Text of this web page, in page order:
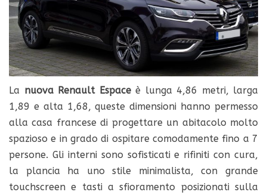
La nuova Renault Espaceè lunga 4,86 metri, larga
1,89 e alta 1,68, queste dimensioni hanno permesso
alla casa francese di progettare un abitacolo molto
spazioso e in grado di ospitare comodamente fino a 7
persone. Gli interni sono sofisticati e rifiniti con cura,
la plancia ha uno stile minimalista, con grande
touchscreen e tasti a sfioramento posizionati sulla